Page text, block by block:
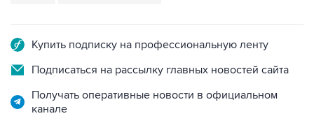
Купить подписку на профессиональную ленту
Подписаться на рассылку главных новостей сайта
Получать оперативные новости в официальном
канале